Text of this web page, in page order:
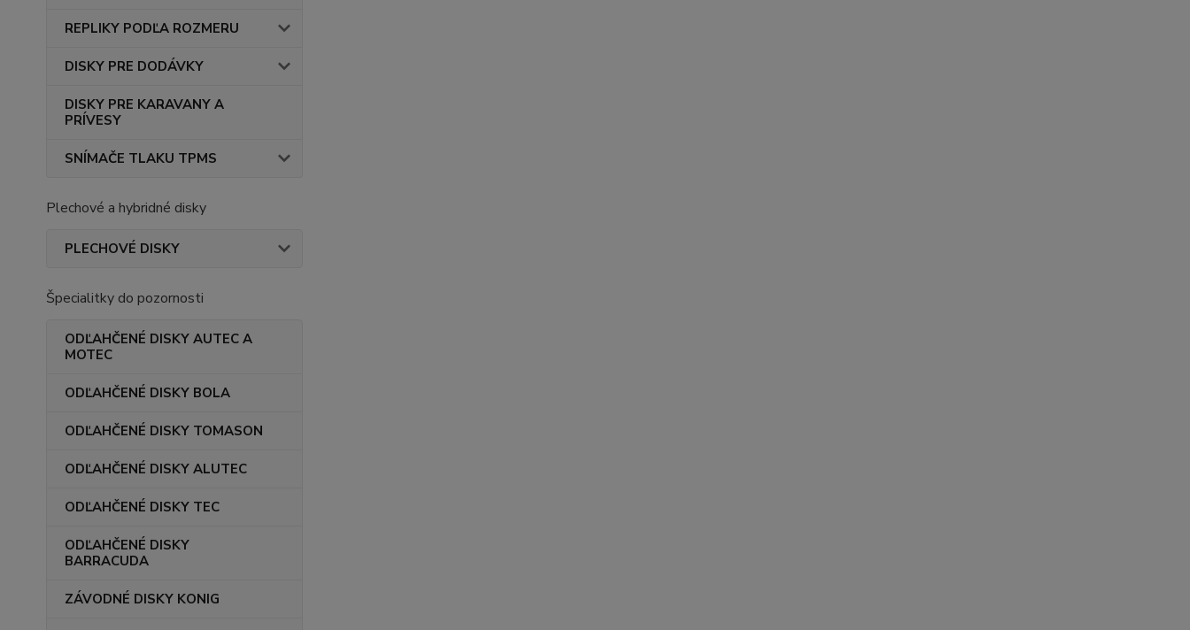
REPLIKY PODĽA ROZMERU
DISKY PRE DODÁVKY
DISKY PRE KARAVANY A
PRÍVESY
SNÍMAČE TLAKU TPMS
Plechové a hybridné disky
PLECHOVÉ DISKY
Špecialitky do pozornosti
ODĽAHČENÉ DISKY AUTEC A
MOTEC
ODĽAHČENÉ DISKY BOLA
ODĽAHČENÉ DISKY TOMASON
ODĽAHČENÉ DISKY ALUTEC
ODĽAHČENÉ DISKY TEC
ODĽAHČENÉ DISKY
BARRACUDA
ZÁVODNÉ DISKY KONIG